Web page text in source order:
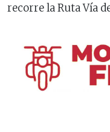
recorre la Ruta Vía